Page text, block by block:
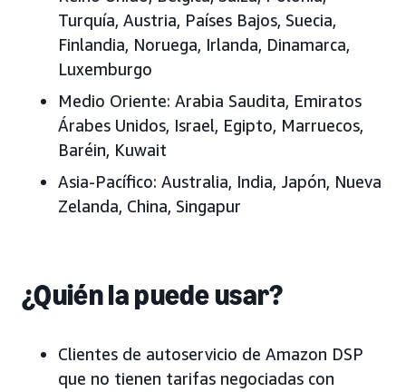
Turquía, Austria, Países Bajos, Suecia,
Finlandia, Noruega, Irlanda, Dinamarca,
Luxemburgo
Medio Oriente: Arabia Saudita, Emiratos
Árabes Unidos, Israel, Egipto, Marruecos,
Baréin, Kuwait
Asia-Pacífico: Australia, India, Japón, Nueva
Zelanda, China, Singapur
¿Quién la puede usar?
Clientes de autoservicio de Amazon DSP
que no tienen tarifas negociadas con